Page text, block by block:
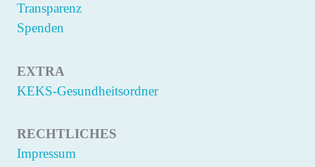
Transparenz
Spenden
EXTRA
KEKS-Gesundheitsordner
RECHTLICHES
Impressum